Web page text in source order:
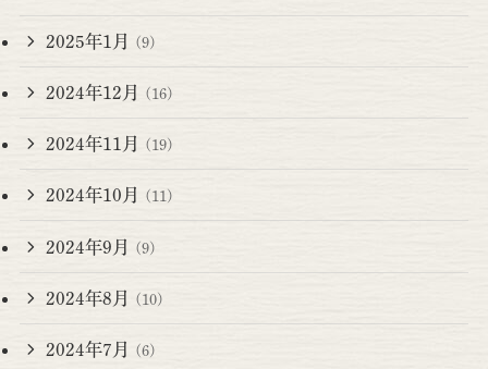
2025年1月 (9)
2024年12月 (16)
2024年11月 (19)
2024年10月 (11)
2024年9月 (9)
2024年8月 (10)
2024年7月 (6)